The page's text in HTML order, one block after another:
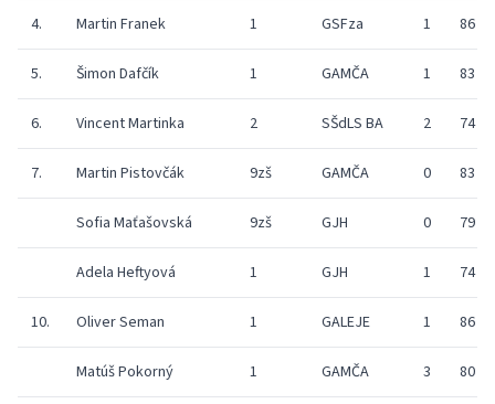
4. Martin Franek 1 GSFza 1 86
5. Šimon Dafčík 1 GAMČA 1 83
6. Vincent Martinka 2 SŠdLS BA 2 74
7. Martin Pistovčák 9zš GAMČA 0 83
Sofia Maťašovská 9zš GJH 0 79
Adela Heftyová 1 GJH 1 74
10. Oliver Seman 1 GALEJE 1 86
Matúš Pokorný 1 GAMČA 3 80